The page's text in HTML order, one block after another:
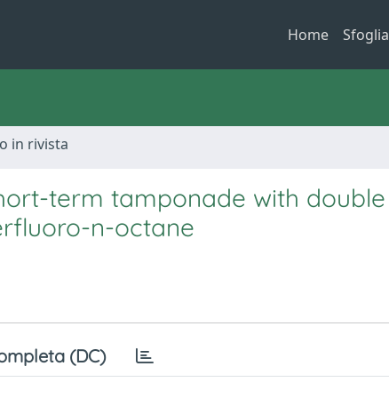
Home Sfoglia
in rivista
term tamponade with double
n-octane
(DC)